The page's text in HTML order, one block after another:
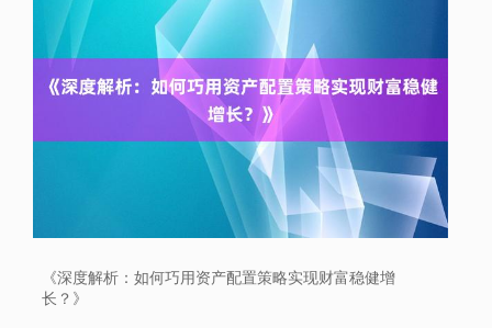
《深度解析：如何巧用资产配置策略实现财富稳健增
长？》
3563.12 +47.56